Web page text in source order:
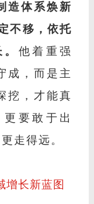
造体系焕新
不移，依托
他着重强
成，而是主
，才能真
要敢于出
走得远。
增长新蓝图